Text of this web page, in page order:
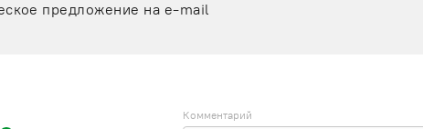
предложение на e-mail
Комментарий